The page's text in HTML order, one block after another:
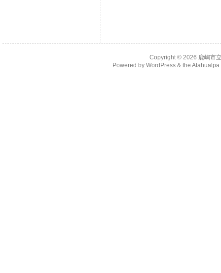
Copyright © 2026 鹿嶋市
Powered by WordPress& the Atahualpa